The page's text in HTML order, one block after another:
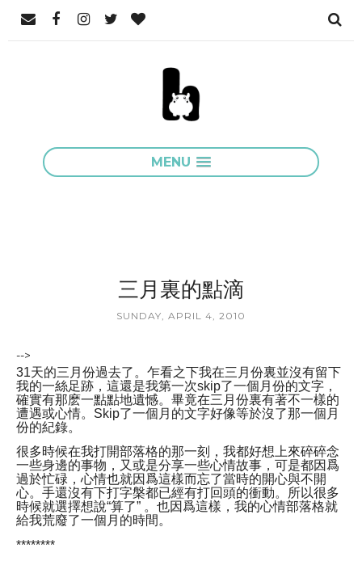
MENU
三月裏的點滴
SUNDAY, APRIL 4, 2010
-->
31天的三月份過去了。乍看之下我在三月份裏並沒有留下
我的一絲足跡，這還是我第一次skip了一個月份的文字 ，
確實有那麽一點點地遺憾。畢竟在三月份裏有著不一樣的
遭遇或心情。 Skip了一個月的文字好像等於沒了那一個月
份的紀錄。
很多時候在我打開部落格的那一刻，我都好想上來碎碎念
一些身邊的事物，又或是分享一些心情故事，可是都因爲
過於忙碌，心情也就因爲這樣而忘了當時的開心與不開
心。手還沒有下打字槃都已經有打回頭的衝動。所以很多
時候就選擇想說“算了” 。也因爲這樣，我的心情部落格就
給我荒廢了一個月的時間。
********